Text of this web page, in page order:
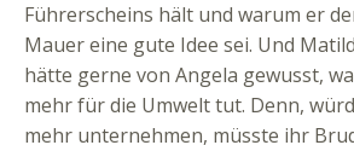
Führerscheins hält und warum er
Mauer eine gute Idee sei. Und
hätte gerne von Angela gewusst,
mehr für die Umwelt tut. Denn,
mehr unternehmen, müsste ihr